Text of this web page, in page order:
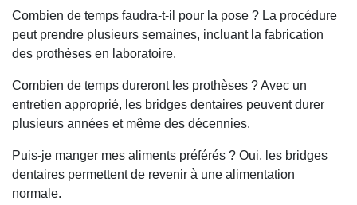
Combien de temps faudra-t-il pour la pose ? La procédure
peut prendre plusieurs semaines, incluant la fabrication
des prothèses en laboratoire.
Combien de temps dureront les prothèses ? Avec un
entretien approprié, les bridges dentaires peuvent durer
plusieurs années et même des décennies.
Puis-je manger mes aliments préférés ? Oui, les bridges
dentaires permettent de revenir à une alimentation
normale.